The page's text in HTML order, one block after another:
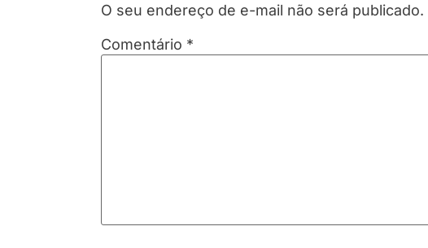
O seu endereço de e-mail não será publicado.
Comentário *